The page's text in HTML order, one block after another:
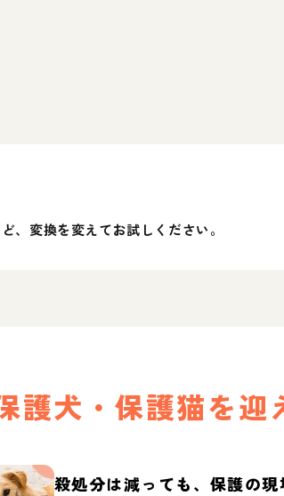
、変換を変えてお試しください。
護犬・保護猫を迎
殺処分は減っても、保護の